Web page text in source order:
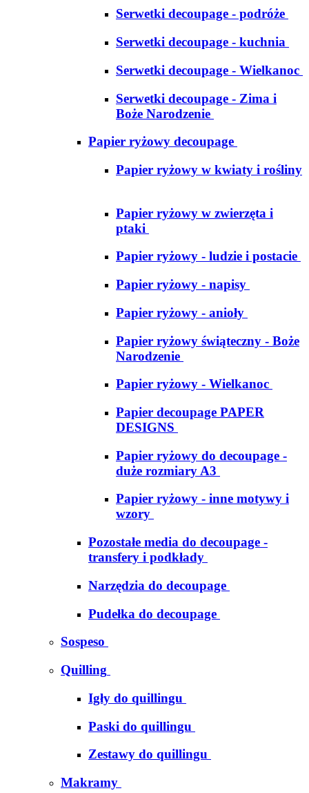
Serwetki decoupage - podróże
Serwetki decoupage - kuchnia
Serwetki decoupage - Wielkanoc
Serwetki decoupage - Zima i
Boże Narodzenie
Papier ryżowy decoupage
Papier ryżowy w kwiaty i rośliny
Papier ryżowy w zwierzęta i
ptaki
Papier ryżowy - ludzie i postacie
Papier ryżowy - napisy
Papier ryżowy - anioły
Papier ryżowy świąteczny - Boże
Narodzenie
Papier ryżowy - Wielkanoc
Papier decoupage PAPER
DESIGNS
Papier ryżowy do decoupage -
duże rozmiary A3
Papier ryżowy - inne motywy i
wzory
Pozostałe media do decoupage -
transfery i podkłady
Narzędzia do decoupage
Pudełka do decoupage
Sospeso
Quilling
Igły do quillingu
Paski do quillingu
Zestawy do quillingu
Makramy